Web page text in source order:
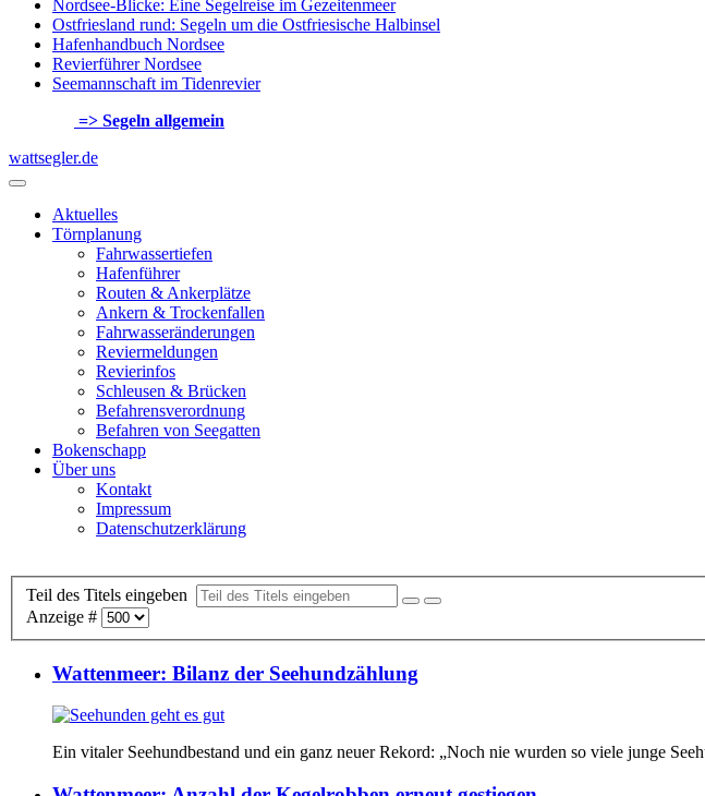
Nordsee-Blicke: Eine Segelreise im Gezeitenmeer
Ostfriesland rund: Segeln um die Ostfriesische Halbinsel
Hafenhandbuch Nordsee
Revierführer Nordsee
Seemannschaft im Tidenrevier
=> Segeln allgemein
wattsegler.de
Aktuelles
Törnplanung
Fahrwassertiefen
Hafenführer
Routen & Ankerplätze
Ankern & Trockenfallen
Fahrwasseränderungen
Reviermeldungen
Revierinfos
Schleusen & Brücken
Befahrensverordnung
Befahren von Seegatten
Bokenschapp
Über uns
Kontakt
Impressum
Datenschutzerklärung
Teil des Titels eingeben
Anzeige #
Wattenmeer: Bilanz der Seehundzählung
Ein vitaler Seehundbestand und ein ganz neuer Rekord: „Noch nie wurden so viele junge